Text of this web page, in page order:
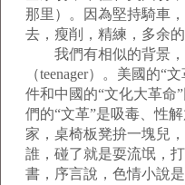
那里）。因為堅持騎車
去，瘦削，精練，多余的
我們有相似的背景，
（teenager）。美國的“
件和中國的“文化大革命
們的“文革”是吸毒、性
家，桌椅板凳拚一塊兒
誰，碰了就是耍流氓，
書，序言說，色情小說